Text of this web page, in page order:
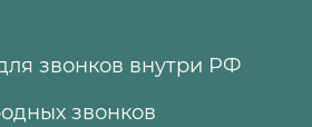
звонков внутри РФ
звонков